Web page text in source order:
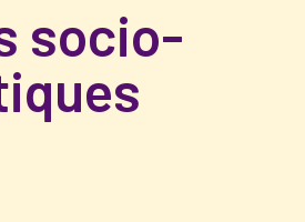
socio-